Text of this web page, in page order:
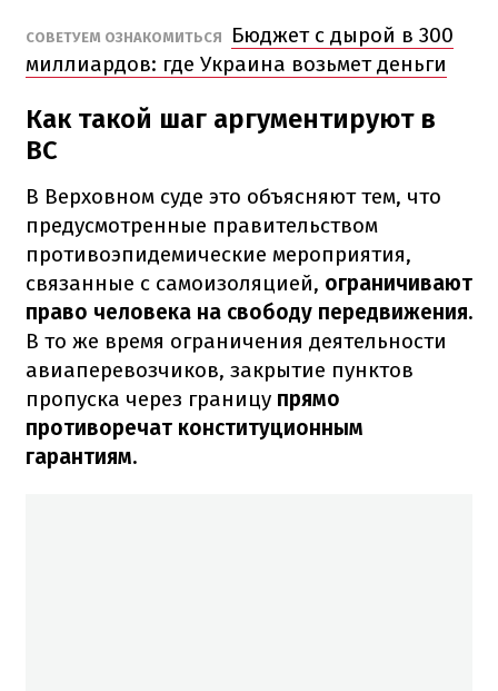
СОВЕТУЕМ ОЗНАКОМИТЬСЯ
Бюджет с дырой в 300
миллиардов: где Украина возьмет деньги
Как такой шаг аргументируют в
ВС
В Верховном суде это объясняют тем, что
предусмотренные правительством
противоэпидемические мероприятия,
связанные с самоизоляцией, ограничивают
право человека на свободу передвижения.
В то же время ограничения деятельности
авиаперевозчиков, закрытие пунктов
пропуска через границу прямо
противоречат конституционным
гарантиям.